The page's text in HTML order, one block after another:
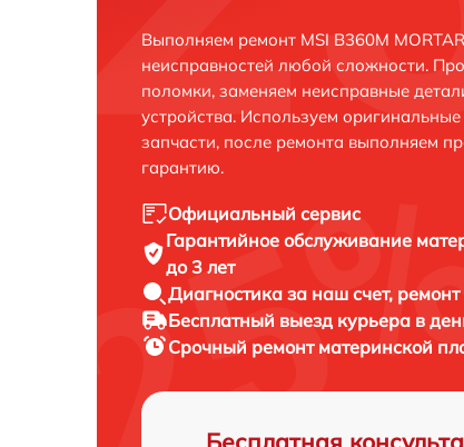
Выполняем ремонт MSI B360M
неисправностей любой сложности.
поломки, заменяем неисправные
устройства. Используем
запчасти, после ремонта выполняем
гарантию.
Официальный сервис
Гарантийное обслуживание
до 3 лет
Диагностика за наш счет,
Бесплатный выезд курьера в
Срочный ремонт материнской